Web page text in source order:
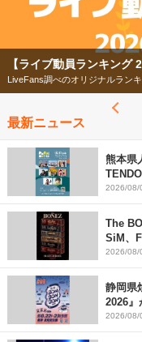
【フェス特集
今年もフェスの季
最新ニュース
熊本県
支援プ
2026/08/
The
SiM、
アーテ
2026/08/
静岡県
2026
メ×ラ
2026/08/